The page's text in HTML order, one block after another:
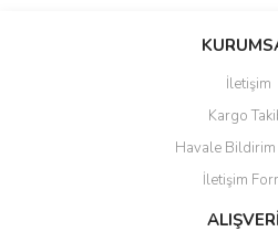
Bu ürüne ilk
Ürün resmi kalitesiz, bozuk veya
Ürün açıklamasında eksik bilgiler
Ürün bilgilerinde hatalar
Ürün fiyatı diğer sitelerden daha
İletişim
Kargo
Havale Bildirim
İletişim